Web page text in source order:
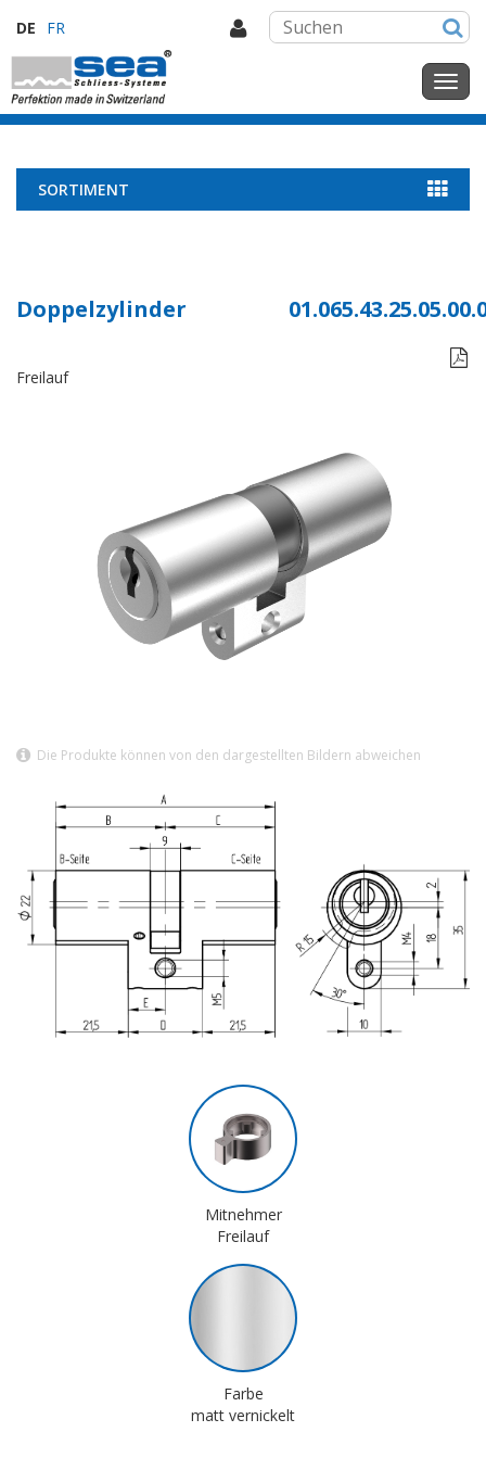
DE FR
SORTIMENT
Doppelzylinder

Freilauf
Die Produkte können von den dargestellten Bildern abweichen
Mitnehmer
Freilauf
Farbe
matt vernickelt